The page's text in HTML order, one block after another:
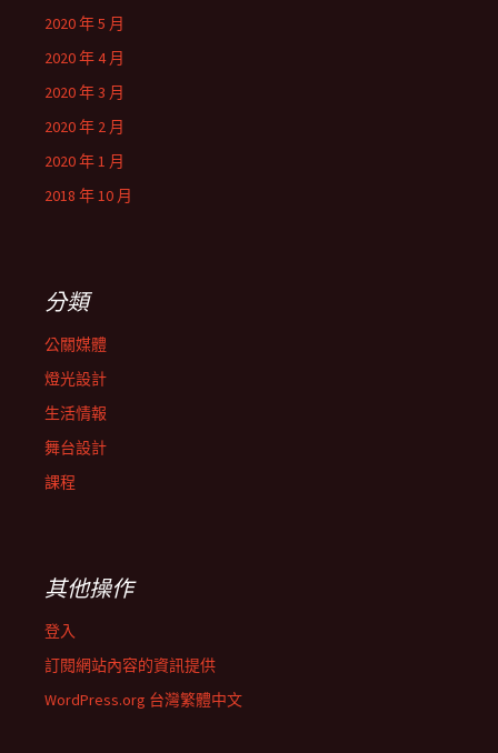
2020 年 5 月
2020 年 4 月
2020 年 3 月
2020 年 2 月
2020 年 1 月
2018 年 10 月
分類
公關媒體
燈光設計
生活情報
舞台設計
課程
其他操作
登入
訂閱網站內容的資訊提供
WordPress.org 台灣繁體中文